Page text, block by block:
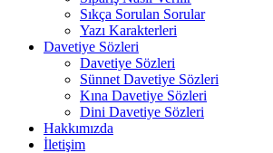
Sıkça Sorulan Sorular
Yazı Karakterleri
Davetiye Sözleri
Davetiye Sözleri
Sünnet Davetiye Sözleri
Kına Davetiye Sözleri
Dini Davetiye Sözleri
Hakkımızda
İletişim